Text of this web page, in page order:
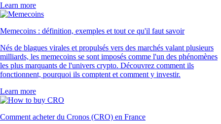
Learn more
Memecoins : définition, exemples et tout ce qu'il faut savoir
Nés de blagues virales et propulsés vers des marchés valant plusieurs
milliards, les memecoins se sont imposés comme l'un des phénomènes
les plus marquants de l'univers crypto. Découvrez comment ils
fonctionnent, pourquoi ils comptent et comment y investir.
Learn more
Comment acheter du Cronos (CRO) en France